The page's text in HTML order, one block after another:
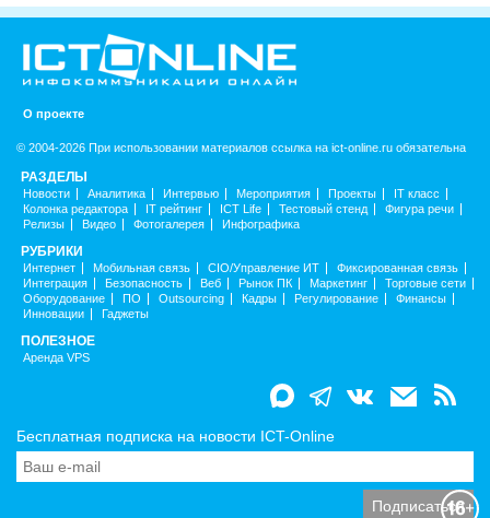
О проекте
© 2004-2026 При использовании материалов ссылка на ict-online.ru обязательна
РАЗДЕЛЫ
Новости Аналитика Интервью Мероприятия Проекты
IT класс
Колонка редактора
IT рейтинг ICT Life Тестовый стенд
Фигура речи
Релизы
Видео Фотогалерея Инфографика
РУБРИКИ
Интернет Мобильная связь CIO/Управление ИТ
Фиксированная связь
Интеграция
Безопасность Веб Рынок ПК Маркетинг
Торговые сети
Оборудование
ПО Outsourcing Кадры Регулирование
Финансы
Инновации
Гаджеты
ПОЛЕЗНОЕ
Аренда VPS
Бесплатная подписка на новости ICT-Online